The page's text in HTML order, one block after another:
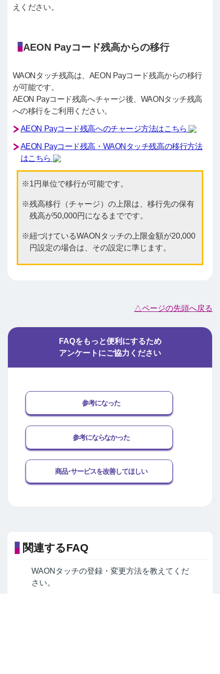
えください。
AEON Payコード残高からの移行
WAONタッチ残高は、AEON Payコード残高からの移行
が可能です。
AEON Payコード残高へチャージ後、WAONタッチ残高
への移行をご利用ください。
AEON Payコード残高へのチャージ方法はこちら
AEON Payコード残高・WAONタッチ残高の移行方法
はこちら
1円単位で移行が可能です。
残高移行（チャージ）の上限は、移行先の保有
残高が50,000円になるまでです。
紐づけているWAONタッチの上限金額が20,000
円設定の場合は、その設定に準じます。
△ページの先頭へ戻る
FAQをもっと便利にするため
アンケートにご協力ください
参考になった
参考にならなかった
商品･サービスを改善してほしい
関連するFAQ
WAONタッチの登録・変更方法を教えてくだ
さい。